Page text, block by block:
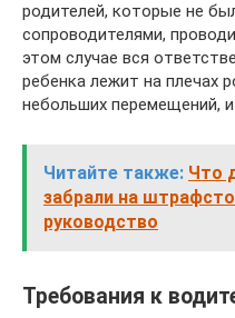
родителей, которые не
сопроводителями,
этом случае вся
ребенка лежит на плечах
небольших перемещений,
Читайте также: Что
забрали на
руководство
Требования к